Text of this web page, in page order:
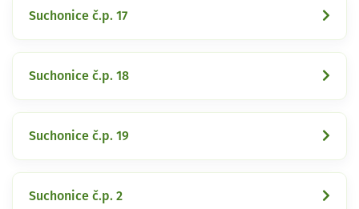
Suchonice č.p. 17
Suchonice č.p. 18
Suchonice č.p. 19
Suchonice č.p. 2